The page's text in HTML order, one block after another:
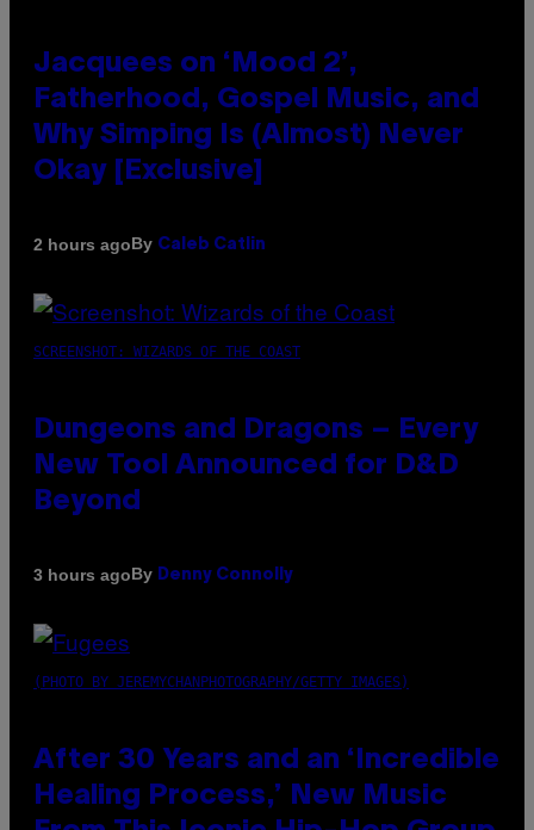
Jacquees on ‘Mood 2’,
Fatherhood, Gospel Music, and
Why Simping Is (Almost) Never
Okay [Exclusive]
2 hours agoBy Caleb Catlin
SCREENSHOT: WIZARDS OF THE COAST
Dungeons and Dragons – Every
New Tool Announced for D&D
Beyond
3 hours agoBy Denny Connolly
(PHOTO BY JEREMYCHANPHOTOGRAPHY/GETTY IMAGES)
After 30 Years and an ‘Incredible
Healing Process,’ New Music